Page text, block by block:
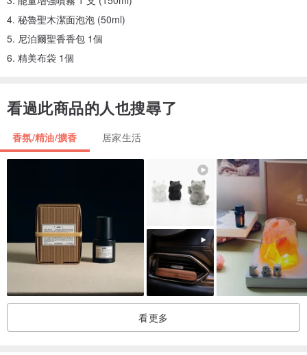
4. 秘魯聖木潔面泡泡 (50ml)
5. 尼泊爾聖香香包 1個
6. 精美布袋 1個
看過此商品的人也搜尋了
香氛/精油/擴香 居家生活
看更多